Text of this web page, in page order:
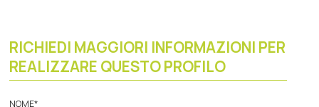
RICHIEDI MAGGIORI INFORMAZIONI PER
REALIZZARE QUESTO PROFILO
NOME*